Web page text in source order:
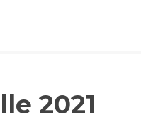
2021